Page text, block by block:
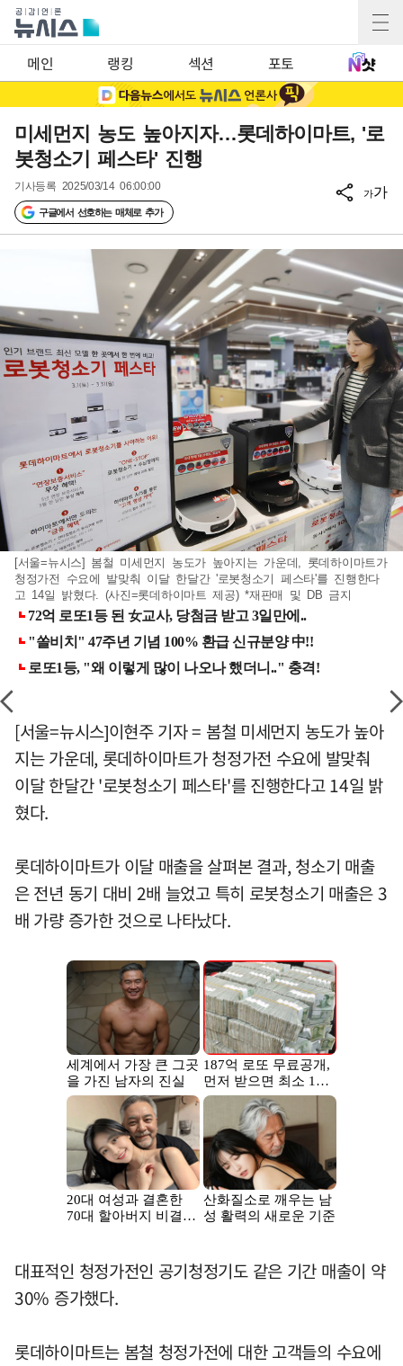
메인 랭킹 섹션 포토
미세먼지 농도 높아지자…롯데하이마트, '로
봇청소기 페스타' 진행
기사등록 2025/03/14 06:00:00
구글에서 선호하는 매체로 추가
가가
[서울=뉴시스] 봄철 미세먼지 농도가 높아지는 가운데, 롯데하이마트가
청정가전 수요에 발맞춰 이달 한달간 '로봇청소기 페스타'를 진행한다
고 14일 밝혔다. (사진=롯데하이마트 제공) *재판매 및 DB 금지
[서울=뉴시스]이현주 기자 = 봄철 미세먼지 농도가 높아
지는 가운데, 롯데하이마트가 청정가전 수요에 발맞춰
이달 한달간 '로봇청소기 페스타'를 진행한다고 14일 밝
혔다.
롯데하이마트가 이달 매출을 살펴본 결과, 청소기 매출
은 전년 동기 대비 2배 늘었고 특히 로봇청소기 매출은 3
배 가량 증가한 것으로 나타났다.
대표적인 청정가전인 공기청정기도 같은 기간 매출이 약
30% 증가했다.
롯데하이마트는 봄철 청정가전에 대한 고객들의 수요에